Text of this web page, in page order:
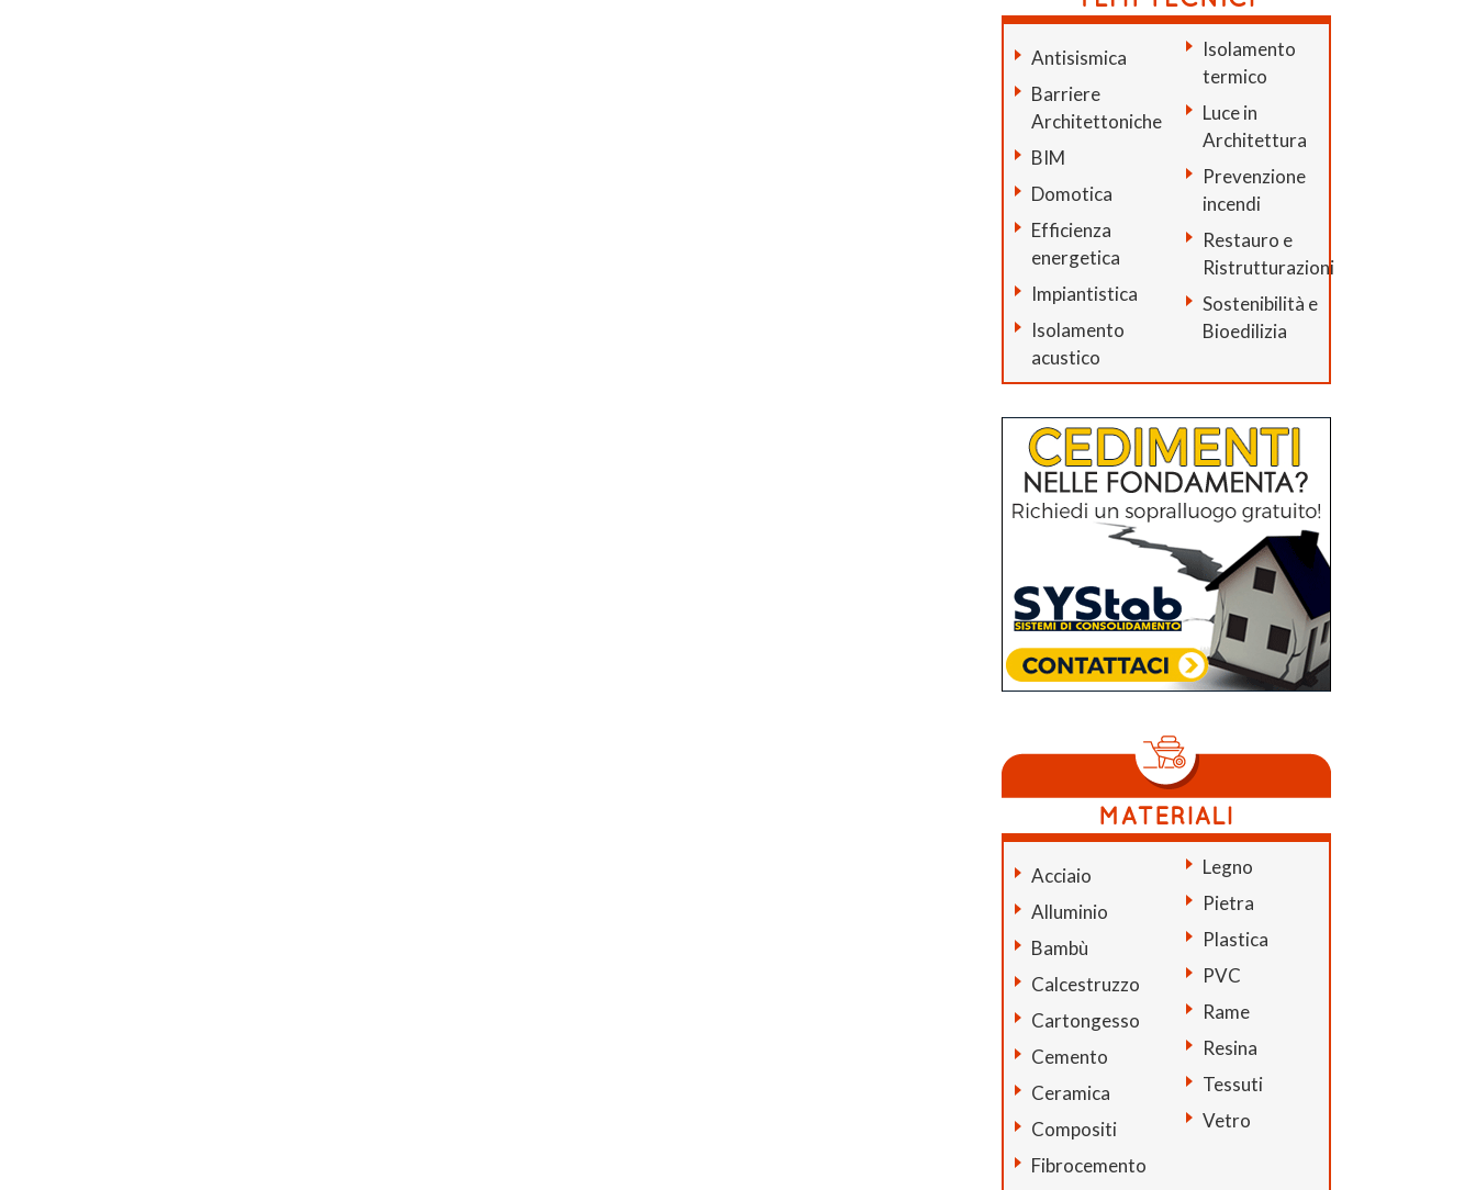
Antisismica
Barriere
Architettoniche
BIM
Domotica
Efficienza
energetica
Impiantistica
Isolamento
acustico
Isolamento
termico
Luce in
Architettura
Prevenzione
incendi
Restauro e
Ristrutturazioni
Sostenibilità e
Bioedilizia
Acciaio
Alluminio
Bambù
Calcestruzzo
Cartongesso
Cemento
Ceramica
Compositi
Fibrocemento
Legno
Pietra
Plastica
PVC
Rame
Resina
Tessuti
Vetro